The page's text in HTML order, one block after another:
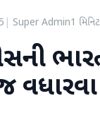
Super Admin1